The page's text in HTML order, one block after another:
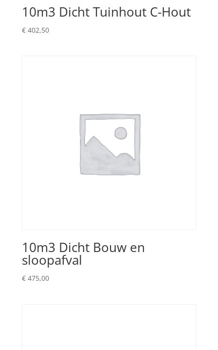
10m3 Dicht Tuinhout C-Hout
€402,50
10m3 Dicht Bouw en
sloopafval
€475,00